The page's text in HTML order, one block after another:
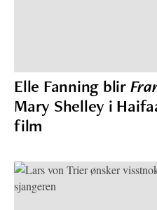
Elle Fanning blir
Mary Shelley i
film